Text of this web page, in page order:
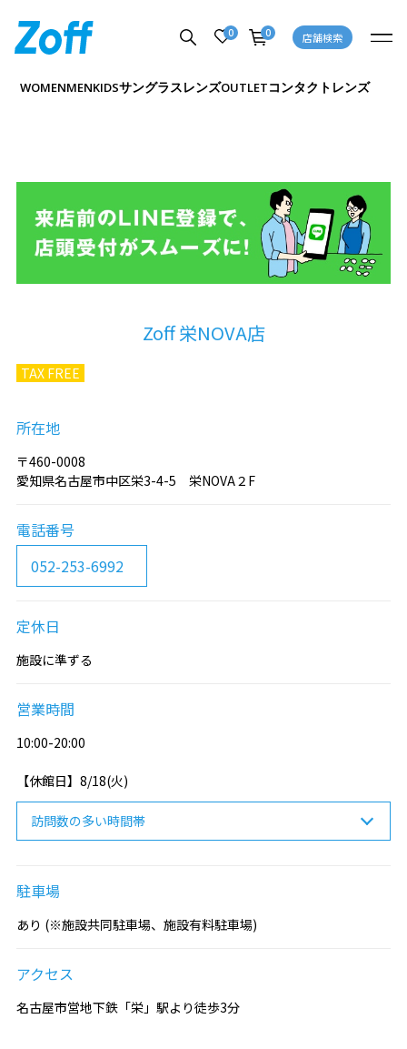
0 0 店舗検索
WOMENMENKIDSサングラスレンズOUTLETコンタクトレンズ
Zoff 栄NOVA店
TAX FREE
所在地
〒460-0008
愛知県名古屋市中区栄3-4-5 栄NOVA２F
電話番号
052-253-6992
定休日
施設に準ずる
営業時間
10:00-20:00
【休館日】8/18(火)
訪問数の多い時間帯
駐車場
あり (※施設共同駐車場、施設有料駐車場)
アクセス
名古屋市営地下鉄「栄」駅より徒歩3分